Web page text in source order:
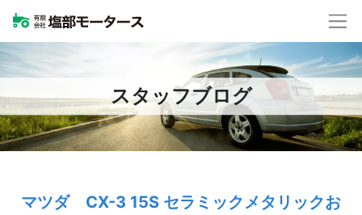
スタッフブログ
マツダ CX-3 15S セラミックメタリックお